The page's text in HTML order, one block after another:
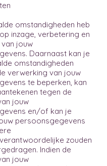
omstandigheden heb
inzage, verbetering en
jouw
Daarnaast kan je
omstandigheden
verwerking van jouw
te beperken, kan
tegen de
jouw
en/of kan je
persoonsgegevens
zouden
Indien de
jouw